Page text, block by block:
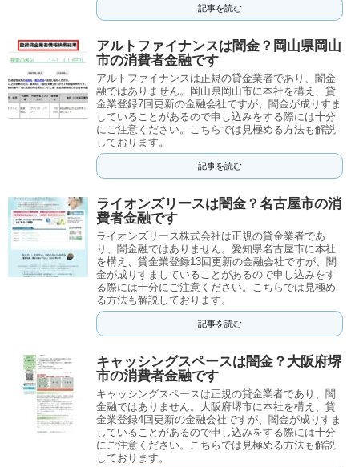
記事を読む
アルトファイナンスは闇金？岡山県岡山
市の消費者金融です
アルトファイナンスは正規の貸金業者であり、闇金
融ではありません。岡山県岡山市に本社を構え、貸
金業登録7回更新の金融会社ですが、闇金が成りすま
していることがあるので申し込みをする際には十分
にご注意ください。こちらでは見極める方法も解説
しております。
記事を読む
ライオンズリースは闇金？名古屋市の消
費者金融です
ライオンズリース株式会社は正規の貸金業者であ
り、闇金融ではありません。愛知県名古屋市に本社
を構え、貸金業登録13回更新の金融会社ですが、闇
金が成りすましていることがあるので申し込みをす
る際には十分にご注意ください。こちらでは見極め
る方法も解説しております。
記事を読む
キャッシングスペースは闇金？大阪府堺
市の消費者金融です
キャッシングスペースは正規の貸金業者であり、闇
金融ではありません。大阪府堺市に本社を構え、貸
金業登録4回更新の金融会社ですが、闇金が成りすま
していることがあるので申し込みをする際には十分
にご注意ください。こちらでは見極める方法も解説
しております。